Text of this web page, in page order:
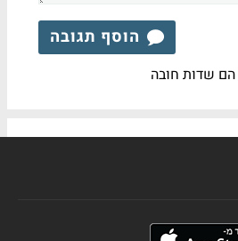
הוסף תגובה
הם שדות חובה